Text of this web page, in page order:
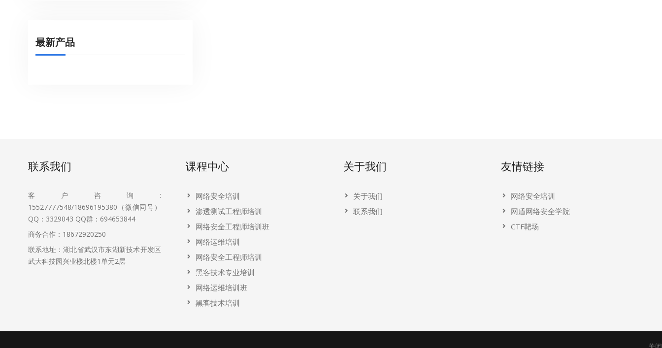
最新产品
联系我们
客户咨询:
15527777548/18696195380（微信同号）
QQ：3329043 QQ群：694653844
商务合作：18672920250
联系地址：湖北省武汉市东湖新技术开发区
武大科技园兴业楼北楼1单元2层
课程中心
网络安全培训
渗透测试工程师培训
网络安全工程师培训班
网络运维培训
网络安全工程师培训
黑客技术专业培训
网络运维培训班
黑客技术培训
关于我们
关于我们
联系我们
友情链接
网络安全培训
网盾网络安全学院
CTF靶场